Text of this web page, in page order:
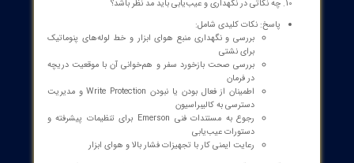
sensor) وضعیت دریچه را اندازه‌گیری و برای کنترل دقیق استفاده
ورودی‌های قابل استفاده این دستگاه کدام‌اند؟
نقطه-به-نقطه (Point-to-Point): ورودی دو سیمه 4-20 mA.
چندشاخه (Multi-drop): ورودی 24 VDC.
پیاده‌سازی و اتصال از طریق جعبه ترمینال با دو ترمینال